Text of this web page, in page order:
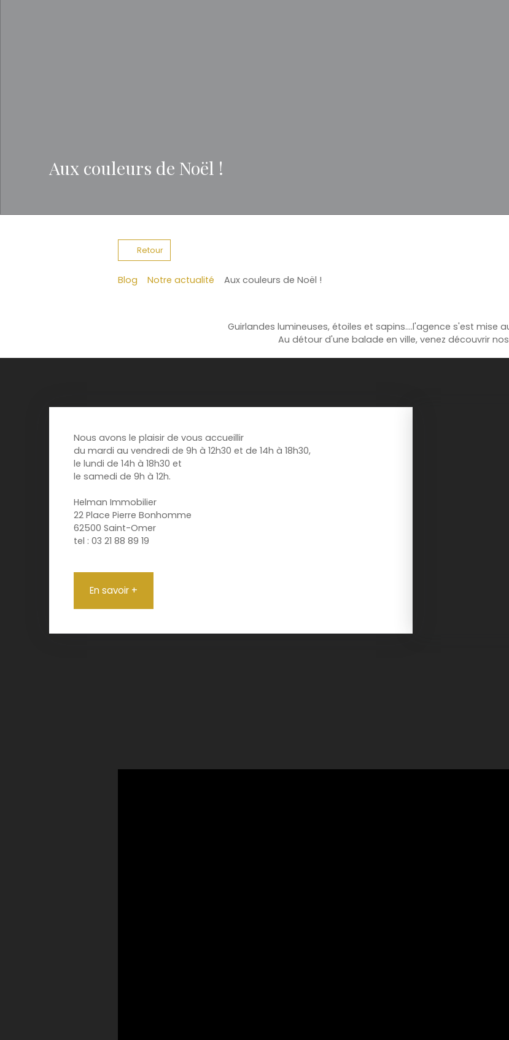
Aux couleurs de Noël !
Retour
Blog Notre actualité Aux couleurs de Noël !
Guirlandes lumineuses, étoiles et sapins....l'agence s'est mise
Au détour d'une balade en ville, venez découvrir
Nous avons le plaisir de vous accueillir
du mardi au vendredi de 9h à 12h30 et de 14h à 18h30,
le lundi de 14h à 18h30 et
le samedi de 9h à 12h.
Helman Immobilier
22 Place Pierre Bonhomme
62500 Saint-Omer
tel : 03 21 88 89 19
En savoir +